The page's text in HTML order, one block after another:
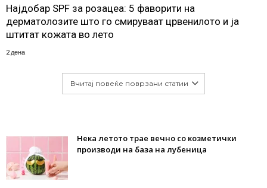
Најдобар SPF за розацеа: 5 фаворити на
дерматолозите што го смируваат црвенилото и ја
штитат кожата во лето
2 дена
Вчитај повеќе поврзани статии
Нека летото трае вечно со козметички
производи на база на лубеница